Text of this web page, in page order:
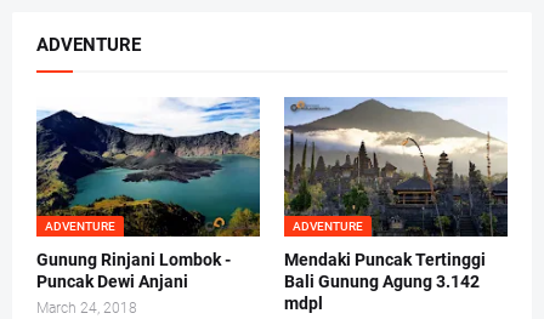
ADVENTURE
ADVENTURE
Gunung Rinjani Lombok -
Puncak Dewi Anjani
March 24, 2018
ADVENTURE
Mendaki Puncak Tertinggi
Bali Gunung Agung 3.142
mdpl